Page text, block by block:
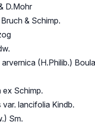
D.Mohr
& Schimp.
(H.Philib.)
ex Schimp.
lancifolia Kindb.
Sm.